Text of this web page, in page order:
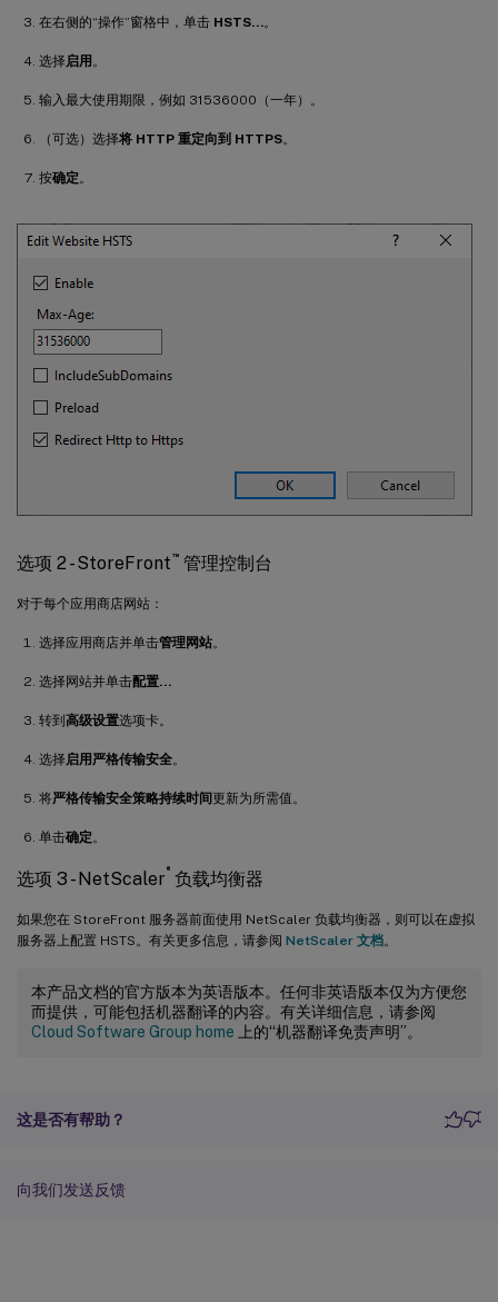
在右侧的“操作”窗格中，单击 HSTS…。
选择启用 。
输入最大使用期限，例如 31536000（一年）。
（可选）选择将 HTTP 重定向到 HTTPS。
按确定。
选项 2 - StoreFront ™ 管理控制台
对于每个应用商店网站：
选择应用商店并单击管理网站。
选择网站并单击配置…
转到 高级设置选项卡。
选择启用严格传输安全。
将严格传输安全策略持续时间更新为所需值。
单击确定。
选项 3 - NetScaler ® 负载均衡器
如果您在 StoreFront 服务器前面使用 NetScaler 负载均衡器，则可以在虚拟
服务器上配置 HSTS。有关更多信息，请参阅 NetScaler 文档。
本产品文档的官方版本为英语版本。任何非英语版本仅为方便您
而提供，可能包括机器翻译的内容。有关详细信息，请参阅
Cloud Software Group home 上的“机器翻译免责声明”。
这是否有帮助？
向我们发送反馈